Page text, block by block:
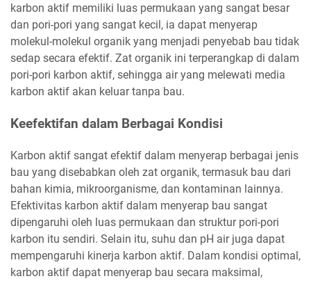
karbon aktif memiliki luas permukaan yang sangat besar
dan pori-pori yang sangat kecil, ia dapat menyerap
molekul-molekul organik yang menjadi penyebab bau tidak
sedap secara efektif. Zat organik ini terperangkap di dalam
pori-pori karbon aktif, sehingga air yang melewati media
karbon aktif akan keluar tanpa bau.
Keefektifan dalam Berbagai Kondisi
Karbon aktif sangat efektif dalam menyerap berbagai jenis
bau yang disebabkan oleh zat organik, termasuk bau dari
bahan kimia, mikroorganisme, dan kontaminan lainnya.
Efektivitas karbon aktif dalam menyerap bau sangat
dipengaruhi oleh luas permukaan dan struktur pori-pori
karbon itu sendiri. Selain itu, suhu dan pH air juga dapat
mempengaruhi kinerja karbon aktif. Dalam kondisi optimal,
karbon aktif dapat menyerap bau secara maksimal,